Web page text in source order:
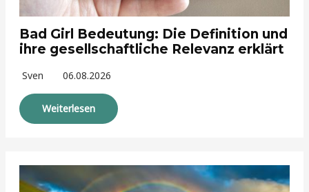
Bad Girl Bedeutung: Die Definition und
ihre gesellschaftliche Relevanz erklärt
Sven 06.08.2026
Weiterlesen